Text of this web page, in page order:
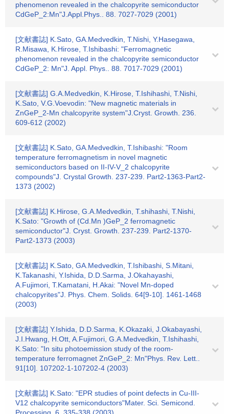
phenomenon revealed in the chalcopyrite semiconductor
CdGeP_2:Mn"J.Appl.Phys.. 88. 7027-7029 (2001)
[文献書誌] K.Sato, GA.Medvedkin, T.Nishi, Y.Hasegawa,
R.Misawa, K.Hirose, T.Ishibashi: "Ferromagnetic
phenomenon revealed in the chalcopyrite semiconductor
CdGeP_2: Mn"J. Appl. Phys.. 88. 7017-7029 (2001)
[文献書誌] G.A.Medvedkin, K.Hirose, T.Ishihashi, T.Nishi,
K.Sato, V.G.Voevodin: "New magnetic materials in
ZnGeP_2-Mn chalcopyrite system"J.Cryst. Growth. 236.
609-612 (2002)
[文献書誌] K.Sato, GA.Medvedkin, T.Ishibashi: "Room
temperature ferromagnetism in novel magnetic
semiconductors based on II-IV-V_2 chalcopyrite
compounds"J. Crystal Growth. 237-239. Part2-1363-Part2-
1373 (2002)
[文献書誌] K.Hirose, G.A.Medvedkin, T.shihashi, T.Nishi,
K.Sato: "Growth of (Cd.Mn )GeP_2 ferromagnetic
semiconductor"J. Cryst. Growth. 237-239. Part2-1370-
Part2-1373 (2003)
[文献書誌] K.Sato, GA.Medvedkin, T.Ishibashi, S.Mitani,
K.Takanashi, Y.Ishida, D.D.Sarma, J.Okahayashi,
A.Fujimori, T.Kamatani, H.Akai: "Novel Mn-doped
chalcopyrites"J. Phys. Chem. Solids. 64[9-10]. 1461-1468
(2003)
[文献書誌] Y.Ishida, D.D.Sarma, K.Okazaki, J.Okabayashi,
J.I.Hwang, H.Ott, A.Fujimori, G.A.Medvedkin, T.Ishihashi,
K.Sato: "In situ photoemission study of the room-
temperature ferromagnet ZnGeP_2: Mn"Phys. Rev. Lett..
91[10]. 107202-1-107202-4 (2003)
[文献書誌] K.Sato: "EPR studies of point defects in Cu-III-
V12 chalcopyrite semiconductors"Mater. Sci. Semicond.